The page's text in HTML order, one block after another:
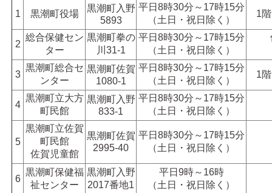
1 黒潮町役場
黒潮町入野
5893
平日8時30分～17時15分
（土日・祝日除く）
1
2
総合保健セン
ター
黒潮町拳の
川31-1
平日8時30分～17時15分
（土日・祝日除く）
3
黒潮町総合セ
ンター
黒潮町佐賀
1080-1
平日8時30分～17時15分
（土日・祝日除く）
1
4
黒潮町立大方
町民館
黒潮町入野
833-1
平日8時30分～17時15分
（土日・祝日除く）
5
黒潮町立佐賀
町民館
佐賀児童館
黒潮町佐賀
2995-40
平日8時30分～17時15分
（土日・祝日除く）
6
黒潮町保健福
祉センター
黒潮町入野
2017番地1
平日9時～16時
（土日・祝日除く）